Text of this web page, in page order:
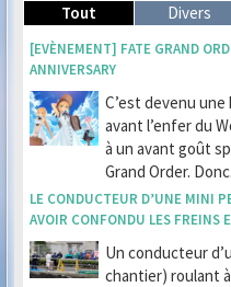
Tout
Divers
[EVÈNEMENT] FATE GRAND
ANNIVERSARY
C’est devenu
avant l’enfer du
à un avant goût
Grand Order.
LE CONDUCTEUR D’UNE MINI
AVOIR CONFONDU LES FREINS
Un conducteur
chantier) roulant